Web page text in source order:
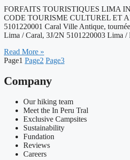
FORFAITS TOURISTIQUES LIMA
CODE TOURISME CULTUREL ET
5101220001 Caral Ville Antique,
Lima / Caral, 3J/2N 5101220003 Lima /
Read More »
Page1 Page2 Page3
Company
Our hiking team
Meet the In Peru Tral
Exclusive Campsites
Sustainability
Fundation
Reviews
Careers